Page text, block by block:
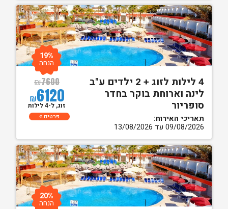
4 לילות לזוג + 2 ילדים ע"ב
לינה וארוחת בוקר בחדר
סופריור
תאריכי האירוח:
09/08/2026 עד 13/08/2026
₪7600
₪6120
19%
הנחה
זוג, ל-4 לילות
פרטים
20%
הנחה